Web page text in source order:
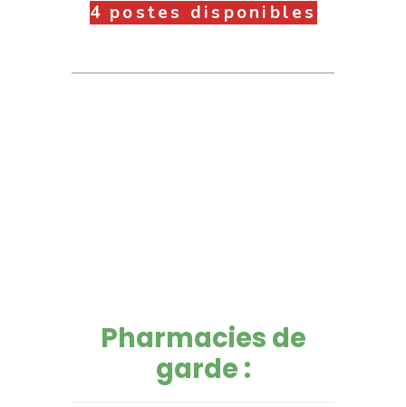
4 postes disponibles
Pharmacies de
garde :